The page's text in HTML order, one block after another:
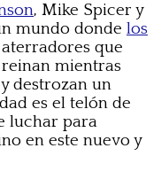
, Mike Spicer y
mundo donde los
que
mientras
destrozan un
es el telón de
luchar para
en este nuevo y